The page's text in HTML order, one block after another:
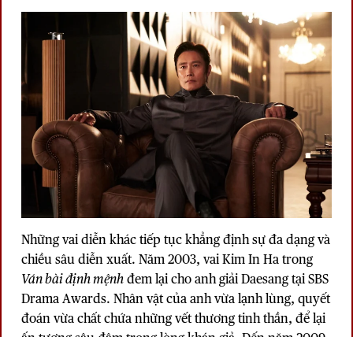
Những vai diễn khác tiếp tục khẳng định sự đa dạng và
chiều sâu diễn xuất. Năm 2003, vai Kim In Ha trong
Ván bài định mệnhđem lại cho anh giải Daesang tại SBS
Drama Awards. Nhân vật của anh vừa lạnh lùng, quyết
đoán vừa chất chứa những vết thương tinh thần, để lại